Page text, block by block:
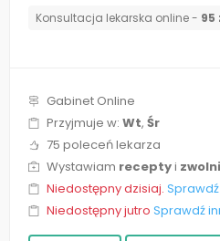
Konsultacja lekarska online - 95
Gabinet Online
Przyjmuje w: Wt, Śr
75 poleceń lekarza
Wystawiam receptyi
Niedostępny dzisiaj.
Niedostępny jutro Sprawdź